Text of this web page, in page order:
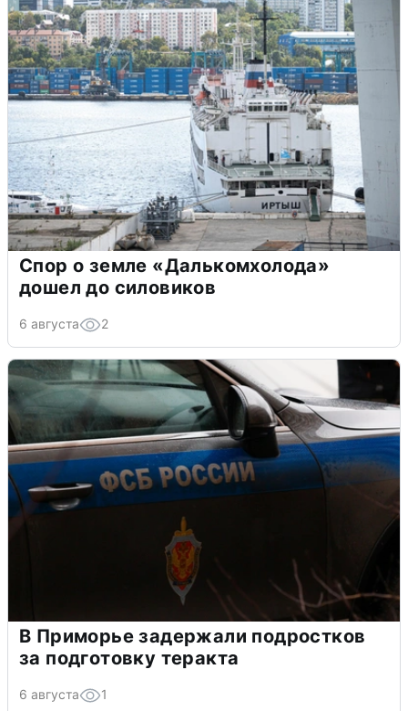
Спор о земле «Далькомхолода»
дошел до силовиков
6 августа 2
В Приморье задержали подростков
за подготовку теракта
6 августа 1